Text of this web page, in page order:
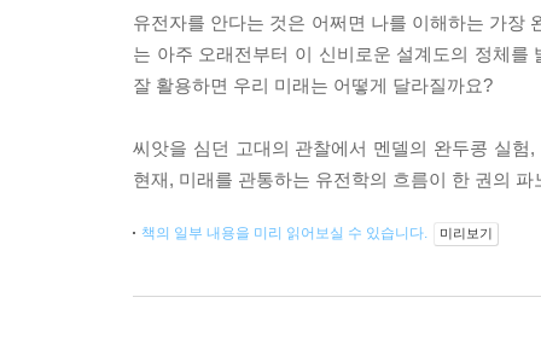
유전자를 안다는 것은 어쩌면 나를 이해하는 가장
는 아주 오래전부터 이 신비로운 설계도의 정체
잘 활용하면 우리 미래는 어떻게 달라질까요?
씨앗을 심던 고대의 관찰에서 멘델의 완두콩 실
현재, 미래를 관통하는 유전학의 흐름이 한 권의
책의 일부 내용을 미리 읽어보실 수 있습니다. 미리보기